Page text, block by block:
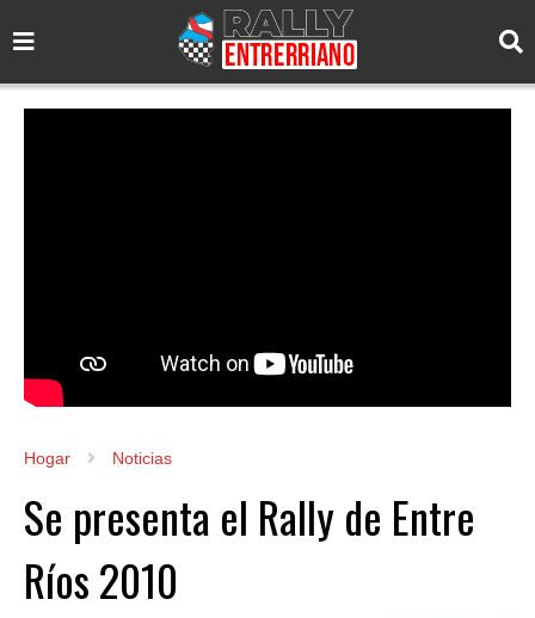
Hogar Noticias
Se presenta el Rally de Entre
Ríos 2010